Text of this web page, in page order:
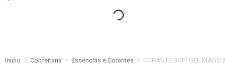
Início > Confeitaria > Essências e Corantes > CORANTE SOFTGEL MAGO